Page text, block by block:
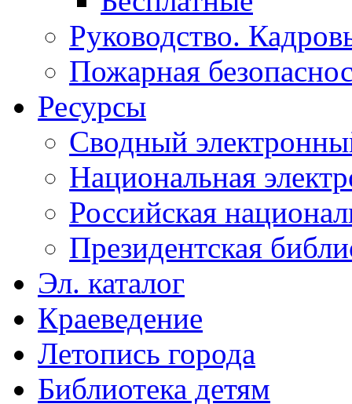
Руководство.
Пожарная
Ресурсы
Сводный
Национальная
Российская
Президентская
Эл. каталог
Краеведение
Летопись города
Библиотека детям